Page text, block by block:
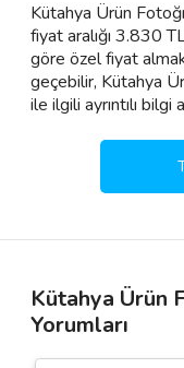
Kütahya Ürün
fiyat aralığı 3.830
göre özel fiyat
geçebilir, Kütahya
ile ilgili ayrıntılı bilgi
Kütahya Ürün
Yorumları